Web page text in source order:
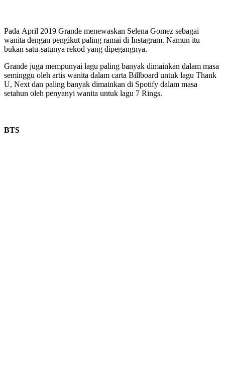
Pada April 2019 Grande menewaskan Selena Gomez sebagai
wanita dengan pengikut paling ramai di Instagram. Namun itu
bukan satu-satunya rekod yang dipegangnya.
Grande juga mempunyai lagu paling banyak dimainkan dalam masa
seminggu oleh artis wanita dalam carta Billboard untuk lagu Thank
U, Next dan paling banyak dimainkan di Spotify dalam masa
setahun oleh penyanyi wanita untuk lagu 7 Rings.
BTS